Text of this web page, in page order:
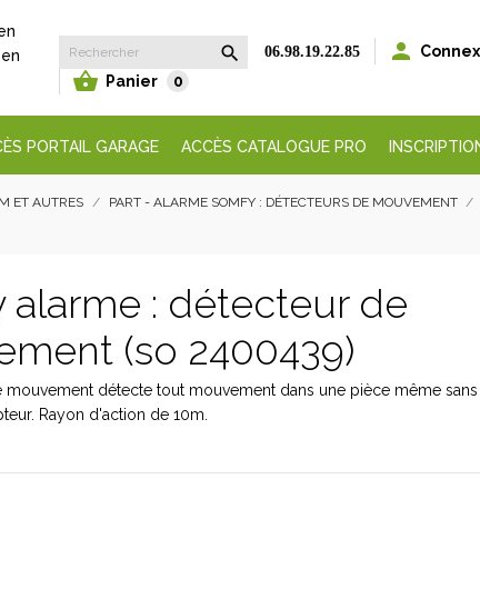
 06.98.19.22.85 
 Panier 0
PORTAIL GARAGE ACCÈS CATALOGUE PRO
ET AUTRES PART - ALARME SOMFY : DÉTECTEURS DE MOUVEMENT
alarme : détecteur de
(so 2400439)
mouvement détecte tout mouvement dans une pièce même
Rayon d'action de 10m.